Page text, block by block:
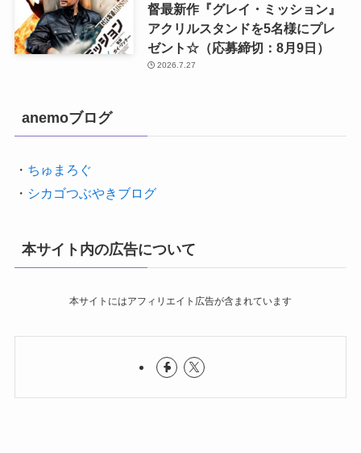
督最新作『グレイ・ミッション』
アクリルスタンドを5名様にプレ
ゼント☆（応募締切：8月9日）
2026.7.27
anemoブログ
・ ちゅまろぐ
・ シカゴつぶやきブログ
本サイト内の広告について
本サイトにはアフィリエイト広告が含まれています